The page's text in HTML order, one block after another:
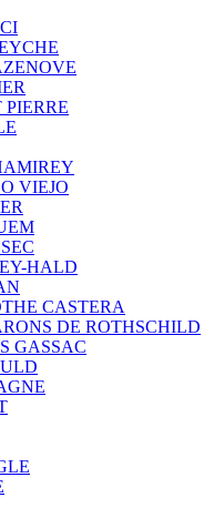
VIEJO
HALD
CASTERA
DE ROTHSCHILD
GASSAC